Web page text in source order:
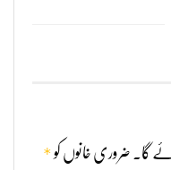
گا۔ ضروری خانوں کو*